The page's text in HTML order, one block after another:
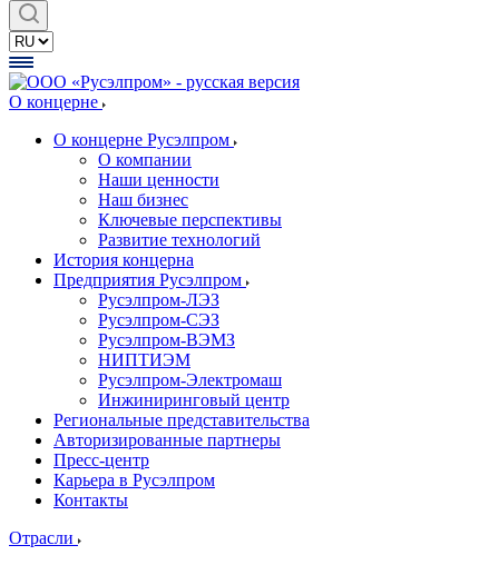
О концерне
О концерне Русэлпром
О компании
Наши ценности
Наш бизнес
Ключевые перспективы
Развитие технологий
История концерна
Предприятия Русэлпром
Русэлпром-ЛЭЗ
Русэлпром-СЭЗ
Русэлпром-ВЭМЗ
НИПТИЭМ
Русэлпром-Электромаш
Инжиниринговый центр
Региональные представительства
Авторизированные партнеры
Пресс-центр
Карьера в Русэлпром
Контакты
Отрасли